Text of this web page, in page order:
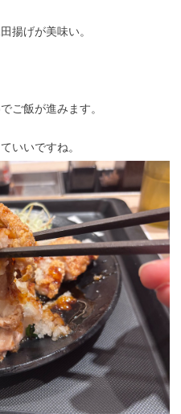
揚げが美味い。
ご飯が進みます。
いいですね。